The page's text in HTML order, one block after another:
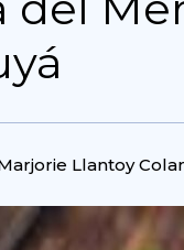
Llantoy